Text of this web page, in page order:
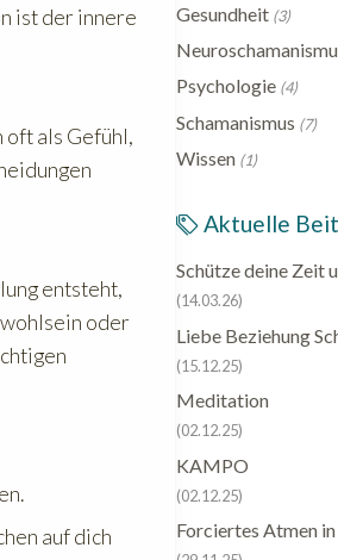
ist der innere
oft als Gefühl,
entsteht,
oder
auf dich
Gesundheit (3)
Psychologie (4)
Schamanismus (7)
Wissen (1)
Aktuelle
Schütze deine Zeit
(14.03.26)
Liebe Beziehung
(15.12.25)
Meditation
(02.12.25)
KAMPO
(02.12.25)
Forciertes Atmen